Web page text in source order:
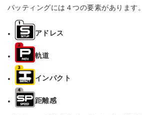
パッティングには４つの要素があります。
アドレス
軌道
インパクト
距離感